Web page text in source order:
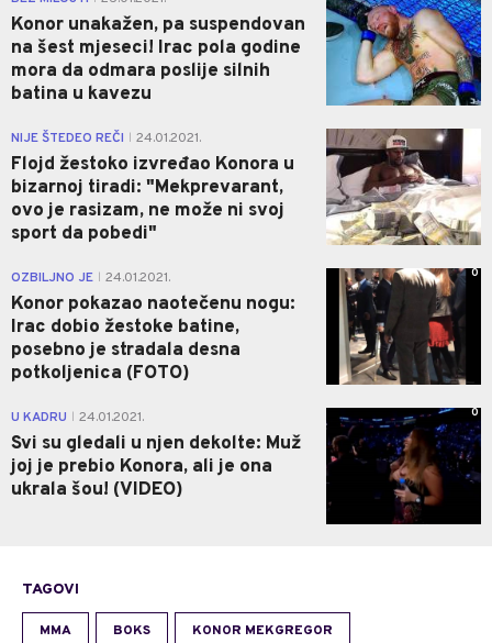
Konor unakažen, pa suspendovan
na šest mjeseci! Irac pola godine
mora da odmara poslije silnih
batina u kavezu
NIJE ŠTEDEO REČI 24.01.2021.
Flojd žestoko izvređao Konora u
bizarnoj tiradi: "Mekprevarant,
ovo je rasizam, ne može ni svoj
sport da pobedi"
OZBILJNO JE 24.01.2021.
Konor pokazao naotečenu nogu:
Irac dobio žestoke batine,
posebno je stradala desna
potkoljenica (FOTO)
0
U KADRU 24.01.2021.
Svi su gledali u njen dekolte: Muž
joj je prebio Konora, ali je ona
ukrala šou! (VIDEO)
0
TAGOVI
MMA BOKS KONOR MEKGREGOR